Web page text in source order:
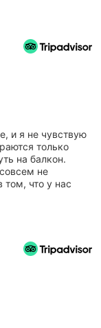
и я не чувствую
только
на балкон.
не
что у нас